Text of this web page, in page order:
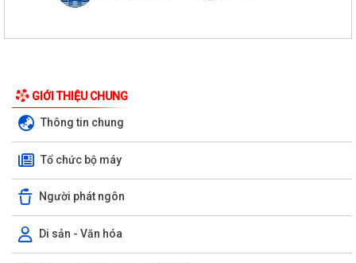
GIỚI THIỆU CHUNG
Thông tin chung
Tổ chức bộ máy
Người phát ngôn
Di sản - Văn hóa